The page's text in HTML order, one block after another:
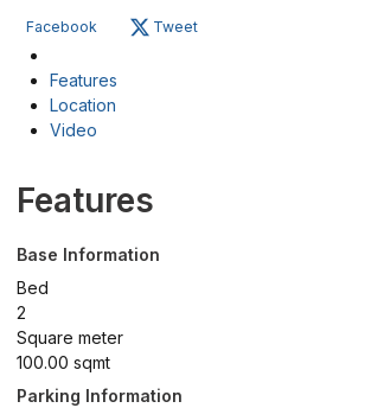
Facebook Tweet
Features
Location
Video
Features
Base Information
Bed
2
Square meter
100.00 sqmt
Parking Information